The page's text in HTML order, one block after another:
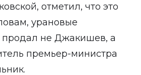
отметил, что это
урановые
не Джакишев, а
премьер-министра